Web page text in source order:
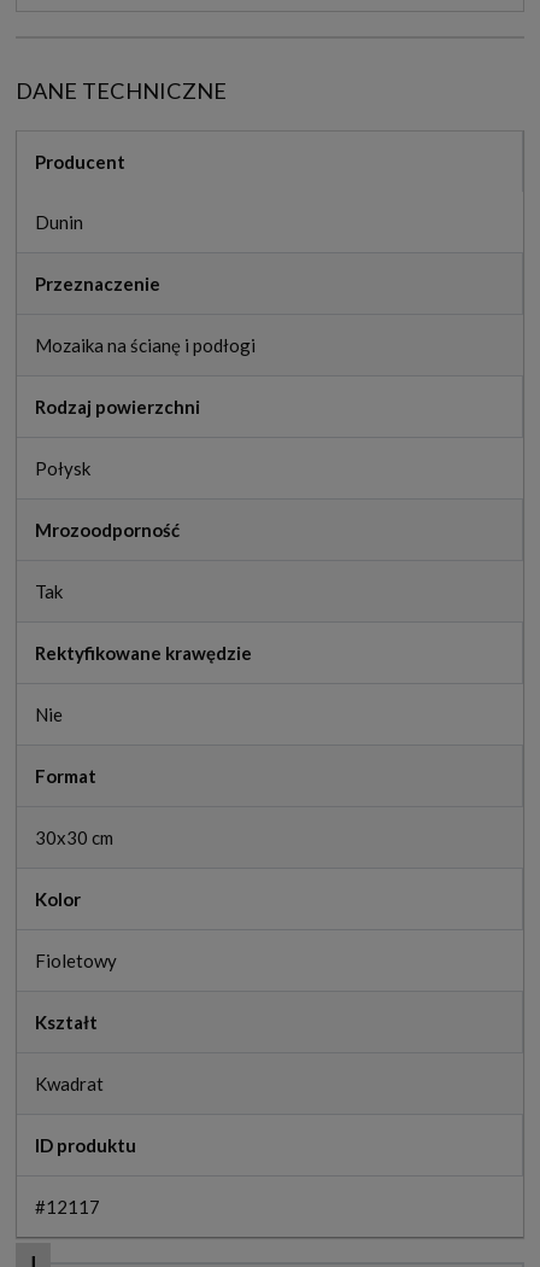
DANE TECHNICZNE
Producent
Dunin
Przeznaczenie
Mozaika na ścianę i podłogi
Rodzaj powierzchni
Połysk
Mrozoodporność
Tak
Rektyfikowane krawędzie
Nie
Format
30x30 cm
Kolor
Fioletowy
Kształt
Kwadrat
ID produktu
#12117